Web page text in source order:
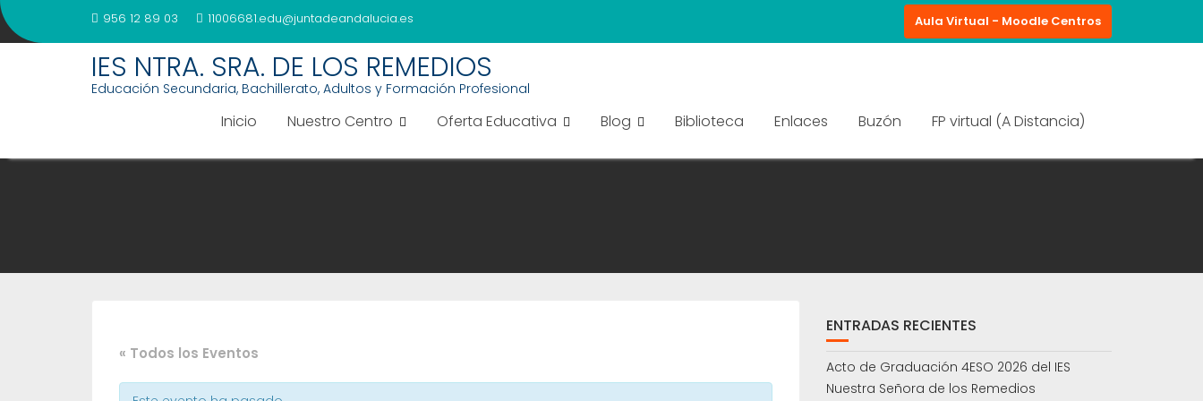
Saltar
al
956 12 89 03 11006681.edu@juntadeandalucia.es Aula Virtual - Moodle Centros
IES NTRA. SRA. DE LOS REMEDIOS
Educación Secundaria, Bachillerato, Adultos y Formación Profesional
Inicio Nuestro Centro Oferta Educativa Blog Biblioteca Enlaces Buzón FP virtual (A Distancia)
« Todos los Eventos
ENTRADAS RECIENTES
Acto de Graduación 4ESO 2026 del IES
Nuestra Señora de los Remedios